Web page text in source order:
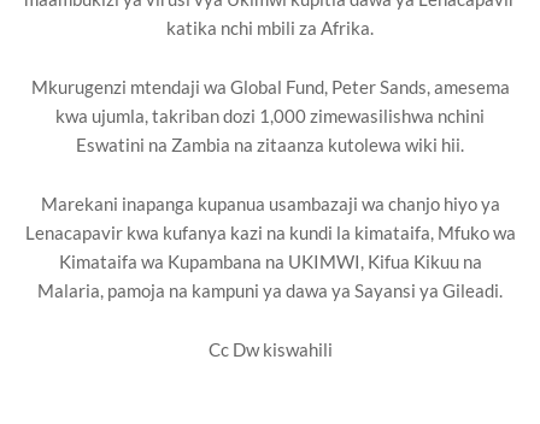
katika nchi mbili za Afrika.
Mkurugenzi mtendaji wa Global Fund, Peter Sands, amesema
kwa ujumla, takriban dozi 1,000 zimewasilishwa nchini
Eswatini na Zambia na zitaanza kutolewa wiki hii.
Marekani inapanga kupanua usambazaji wa chanjo hiyo ya
Lenacapavir kwa kufanya kazi na kundi la kimataifa, Mfuko wa
Kimataifa wa Kupambana na UKIMWI, Kifua Kikuu na
Malaria, pamoja na kampuni ya dawa ya Sayansi ya Gileadi.
Cc Dw kiswahili